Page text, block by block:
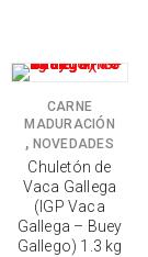
CARNE
MADURACIÓN
, NOVEDADES
Chuletón de
Vaca Gallega
(IGP Vaca
Gallega – Buey
Gallego) 1.3 kg